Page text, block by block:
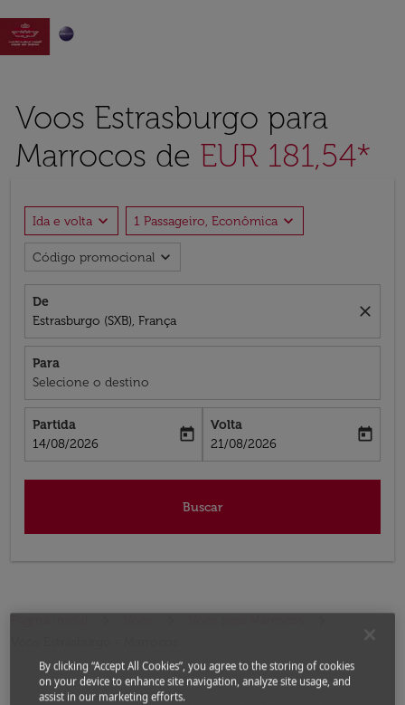

Voos Estrasburgo para
Marrocos de EUR 181,54*
Ida e volta expand_more 1 Passageiro, Econômica expand_more
Código promocional expand_more
De
Estrasburgo (SXB), França
close
Para
Selecione o destino
Partida
fc-booking-departure-date-aria-label
14/08/2026
today
Volta
fc-booking-return-date-aria-label
21/08/2026
today
Buscar
By clicking “Accept All Cookies”, you agree to the storing of cookies
on your device to enhance site navigation, analyze site usage, and
assist in our marketing efforts.